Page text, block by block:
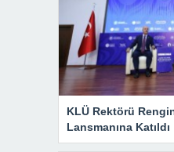
KLÜ Rektörü
Lansmanına Katıldı